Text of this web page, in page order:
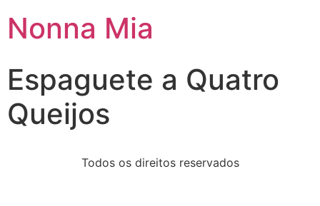
Nonna Mia
Espaguete a Quatro
Queijos
Todos os direitos reservados